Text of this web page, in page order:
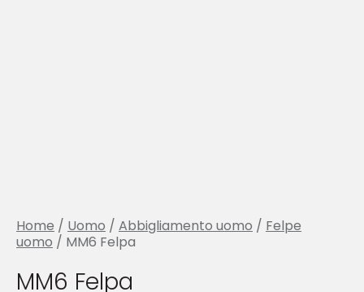
Home / Uomo / Abbigliamento uomo / Felpe
uomo / MM6 Felpa
MM6 Felpa